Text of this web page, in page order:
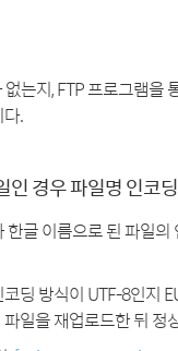
는지, FTP 프로그램
.
인 경우 파일명 인코
한글 이름으로 된 파일
딩 방식이 UTF-8인지
일을 재업로드한 뒤